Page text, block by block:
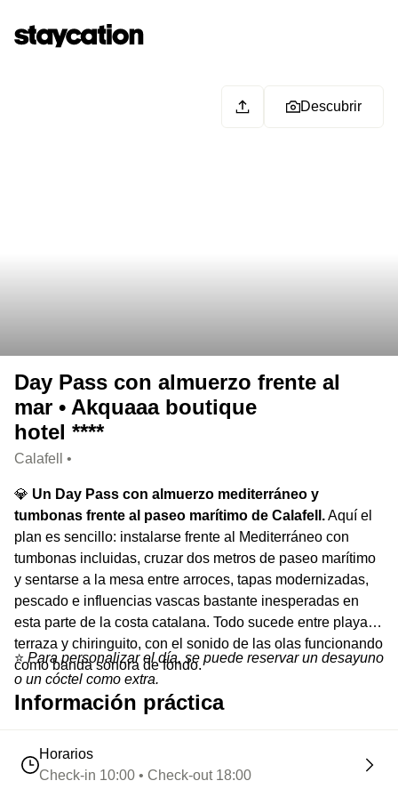
Descubrir
Day Pass con almuerzo frente al
mar • Akquaaa boutique
hotel ****
Calafell •
💎 Un Day Pass con almuerzo mediterráneo y
tumbonas frente al paseo marítimo de Calafell.Aquí el
plan es sencillo: instalarse frente al Mediterráneo con
tumbonas incluidas, cruzar dos metros de paseo marítimo
y sentarse a la mesa entre arroces, tapas modernizadas,
pescado e influencias vascas bastante inesperadas en
esta parte de la costa catalana. Todo sucede entre playa,
terraza y chiringuito, con el sonido de las olas funcionando
como banda sonora de fondo.
⭐️ Para personalizar el día, se puede reservar un desayuno
o un cóctel como extra.
Información práctica
Horarios
Check-in 10:00 • Check-out 18:00